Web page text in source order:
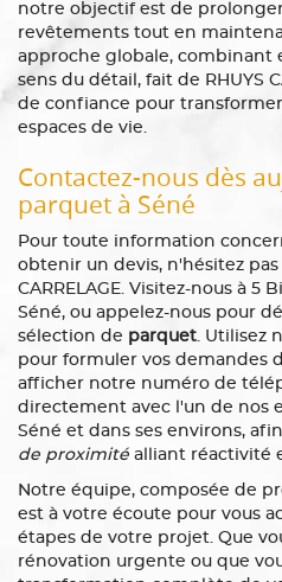
notre objectif est de
revêtements tout en
approche globale, combinant
sens du détail, fait de RHUYS
de confiance pour
espaces de vie.
Contactez-nous dès
parquet à Séné
Pour toute information
obtenir un devis, n'hésitez pas
CARRELAGE. Visitez-nous à 5
Séné, ou appelez-nous pour
sélection de parquet. Utilisez
pour formuler vos demandes
afficher notre numéro de
directement avec l'un de nos
Séné et dans ses environs,
de proximité alliant réactivité
Notre équipe, composée de
est à votre écoute pour vous
étapes de votre projet. Que
rénovation urgente ou que